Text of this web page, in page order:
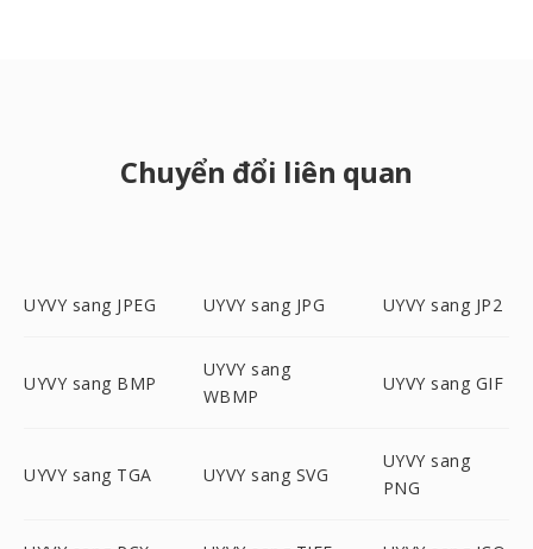
Chuyển đổi liên quan
UYVY sang JPEG UYVY sang JPG UYVY sang JP2
UYVY sang BMP
UYVY sang
WBMP
UYVY sang GIF
UYVY sang TGA UYVY sang SVG
UYVY sang
PNG